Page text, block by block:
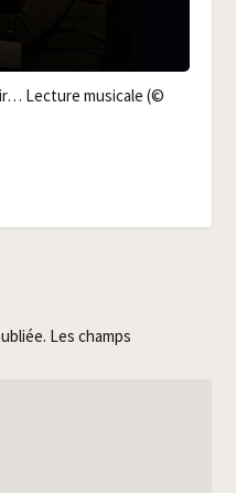
Lec­ture musi­cale (©
Les champs